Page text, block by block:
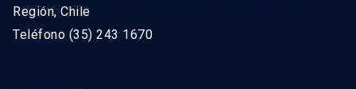
Región, Chile
Teléfono (35) 243 1670